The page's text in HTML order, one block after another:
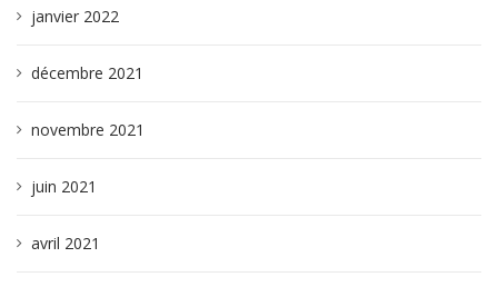
janvier 2022
décembre 2021
novembre 2021
juin 2021
avril 2021